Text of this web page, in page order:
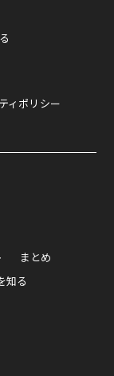
ィポリシー
まとめ
知る